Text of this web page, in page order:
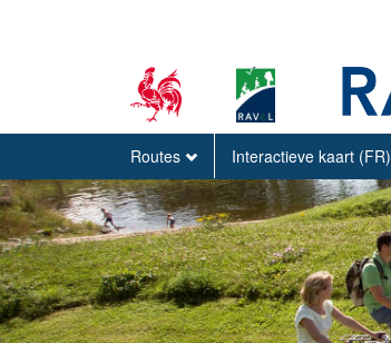
Routes Interactieve kaart (FR)